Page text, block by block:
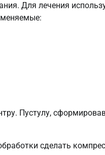
Для лечения
Пустулу,
сделать